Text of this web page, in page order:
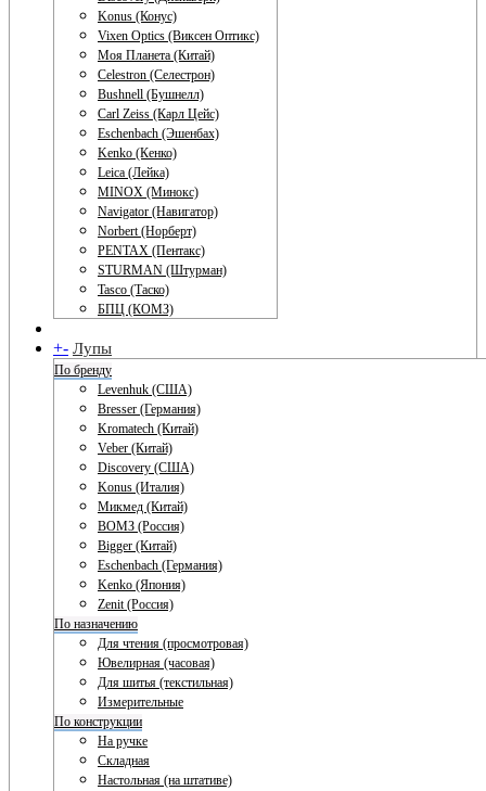
Konus (Конус)
Vixen Optics (Виксен Оптикс)
Моя Планета (Китай)
Celestron (Селестрон)
Bushnell (Бушнелл)
Carl Zeiss (Карл Цейс)
Eschenbach (Эшенбах)
Kenko (Кенко)
Leica (Лейка)
MINOX (Минокс)
Navigator (Навигатор)
Norbert (Норберт)
PENTAX (Пентакс)
STURMAN (Штурман)
Tasco (Таско)
БПЦ (КОМЗ)
+- Лупы
По бренду
Levenhuk (США)
Bresser (Германия)
Kromatech (Китай)
Veber (Китай)
Discovery (США)
Konus (Италия)
Микмед (Китай)
ВОМЗ (Россия)
Bigger (Китай)
Eschenbach (Германия)
Kenko (Япония)
Zenit (Россия)
По назначению
Для чтения (просмотровая)
Ювелирная (часовая)
Для шитья (текстильная)
Измерительные
По конструкции
На ручке
Складная
Настольная (на штативе)